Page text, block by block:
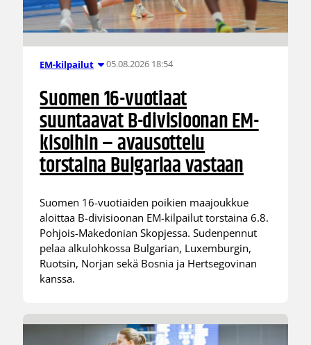
EM-kilpailut 05.08.2026 18:54
Suomen 16-vuotiaat
suuntaavat B-divisioonan EM-
kisoihin – avausottelu
torstaina Bulgariaa vastaan
Suomen 16-vuotiaiden poikien maajoukkue
aloittaa B-divisioonan EM-kilpailut torstaina 6.8.
Pohjois-Makedonian Skopjessa. Sudenpennut
pelaa alkulohkossa Bulgarian, Luxemburgin,
Ruotsin, Norjan sekä Bosnia ja Hertsegovinan
kanssa.